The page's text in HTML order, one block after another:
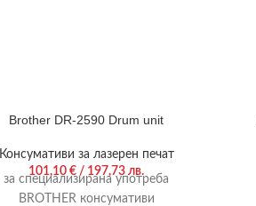
Brother DR-2590 Drum unit
Консумативи за лазерен печат
101,10 € / 197,73 лв.
за специализирана употреба
BROTHER консумативи